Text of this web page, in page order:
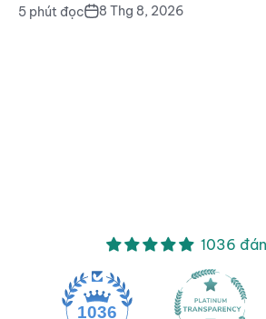
5 phút đọc 8 Thg 8, 2026
1036
1036